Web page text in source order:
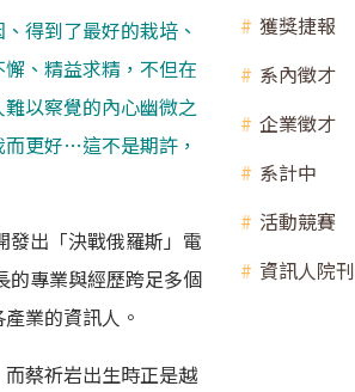
得到了最好的栽培、
、精益求精，不但在
以察覺的內心幽微之
更好…這不是期許，
發出「決戰俄羅斯」電
的專業與經歷跨足多個
業的資訊人。
蔡祈岩出生時正是越
獲獎捷報
系內徵才
企業徵才
系計中
活動競賽
資訊人院刊